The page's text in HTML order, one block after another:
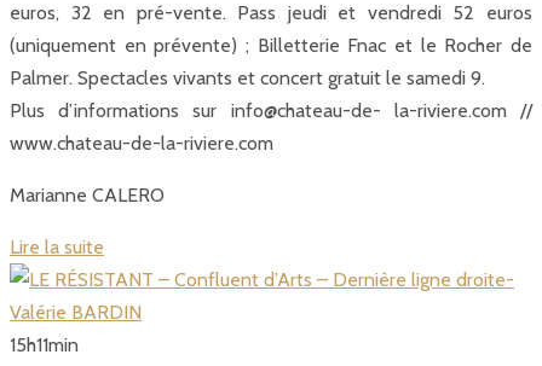
euros, 32 en pré-vente. Pass jeudi et vendredi 52 euros
(uniquement en prévente) ; Billetterie Fnac et le Rocher de
Palmer. Spectacles vivants et concert gratuit le samedi 9.
Plus d’informations sur info@chateau-de- la-riviere.com //
www.chateau-de-la-riviere.com
Marianne CALERO
Lire la suite
15h11min